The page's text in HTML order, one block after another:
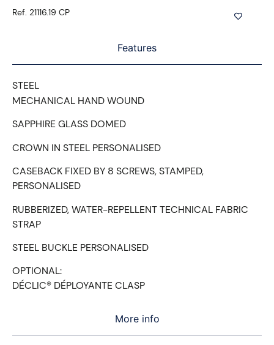
Ref. 21116.19 CP
Features
More info
STEEL
MECHANICAL HAND WOUND
SAPPHIRE GLASS DOMED
CROWN IN STEEL PERSONALISED
CASEBACK FIXED BY 8 SCREWS, STAMPED,
PERSONALISED
RUBBERIZED, WATER-REPELLENT TECHNICAL FABRIC
STRAP
STEEL BUCKLE PERSONALISED
OPTIONAL:
DÉCLIC® DÉPLOYANTE CLASP